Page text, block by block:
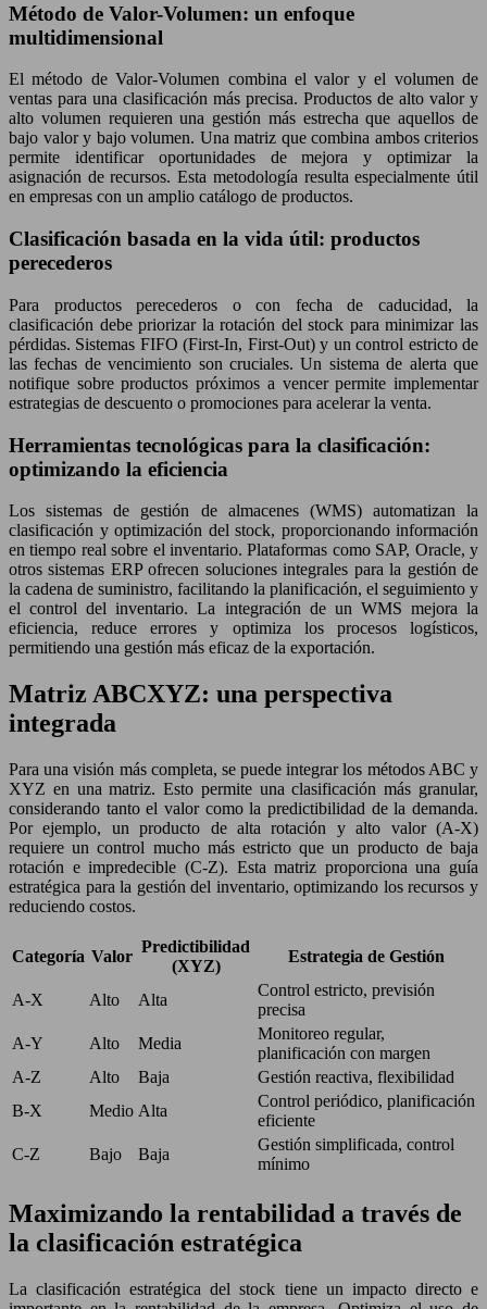
Método de Valor-Volumen: un enfoque
multidimensional
El método de Valor-Volumen combina el valor y el volumen de
ventas para una clasificación más precisa. Productos de alto valor y
alto volumen requieren una gestión más estrecha que aquellos de
bajo valor y bajo volumen. Una matriz que combina ambos criterios
permite identificar oportunidades de mejora y optimizar la
asignación de recursos. Esta metodología resulta especialmente útil
en empresas con un amplio catálogo de productos.
Clasificación basada en la vida útil: productos
perecederos
Para productos perecederos o con fecha de caducidad, la
clasificación debe priorizar la rotación del stock para minimizar las
pérdidas. Sistemas FIFO (First-In, First-Out) y un control estricto de
las fechas de vencimiento son cruciales. Un sistema de alerta que
notifique sobre productos próximos a vencer permite implementar
estrategias de descuento o promociones para acelerar la venta.
Herramientas tecnológicas para la clasificación:
optimizando la eficiencia
Los sistemas de gestión de almacenes (WMS) automatizan la
clasificación y optimización del stock, proporcionando información
en tiempo real sobre el inventario. Plataformas como SAP, Oracle, y
otros sistemas ERP ofrecen soluciones integrales para la gestión de
la cadena de suministro, facilitando la planificación, el seguimiento y
el control del inventario. La integración de un WMS mejora la
eficiencia, reduce errores y optimiza los procesos logísticos,
permitiendo una gestión más eficaz de la exportación.
Matriz ABCXYZ: una perspectiva
integrada
Para una visión más completa, se puede integrar los métodos ABC y
XYZ en una matriz. Esto permite una clasificación más granular,
considerando tanto el valor como la predictibilidad de la demanda.
Por ejemplo, un producto de alta rotación y alto valor (A-X)
requiere un control mucho más estricto que un producto de baja
rotación e impredecible (C-Z). Esta matriz proporciona una guía
estratégica para la gestión del inventario, optimizando los recursos y
reduciendo costos.
Categoría Valor
Predictibilidad
(XYZ)
Estrategia de Gestión
A-X Alto Alta
Control estricto, previsión
precisa
A-Y
Alto Media
Monitoreo regular,
planificación con margen
A-Z
Alto Baja
Gestión reactiva, flexibilidad
B-X
Medio Alta
Control periódico, planificación
eficiente
C-Z
Bajo Baja
Gestión simplificada, control
mínimo
Maximizando la rentabilidad a través de
la clasificación estratégica
La clasificación estratégica del stock tiene un impacto directo e